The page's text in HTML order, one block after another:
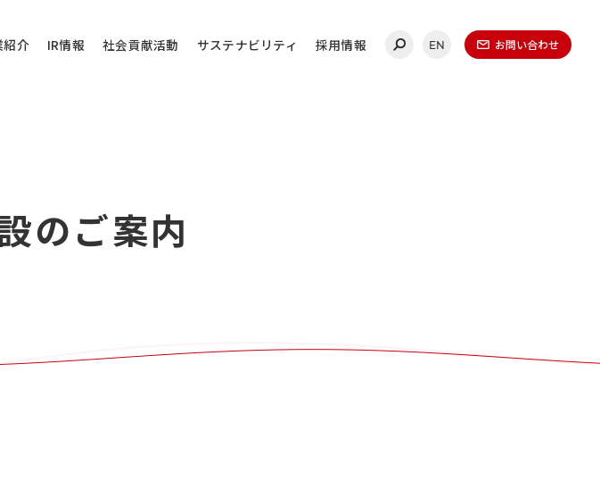
紹介 IR情報 社会貢献活動 サステナビリティ 採用情報 EN お問い合わせ
当社代表電話にご連絡ください。
電話番号は御間違えの無いよう、再度ご確認ください。
のご案内